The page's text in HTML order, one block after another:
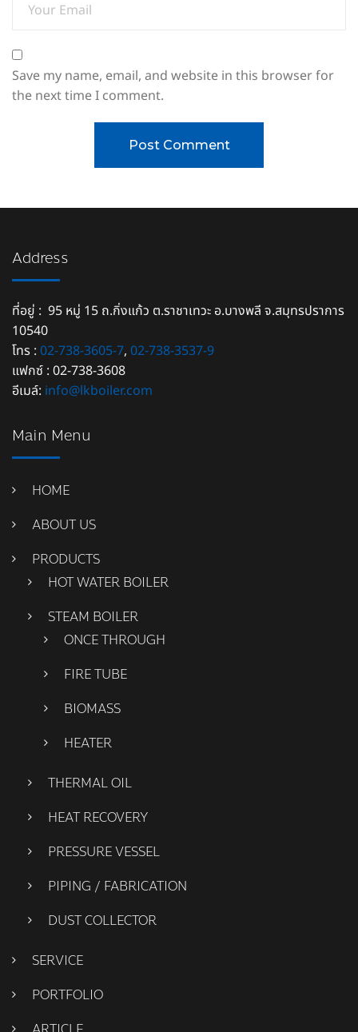
Save my name, email, and website in this browser for
the next time I comment.
Address
ที่อยู่ : 95 หมู่ 15 ถ.กิ่งแก้ว ต.ราชาเทวะ อ.บางพลี จ.สมุทรปราการ
10540
โทร : 02-738-3605-7, 02-738-3537-9
แฟกซ์ : 02-738-3608
อีเมล์: info@lkboiler.com
Main Menu
HOME
ABOUT US
PRODUCTS
HOT WATER BOILER
STEAM BOILER
ONCE THROUGH
FIRE TUBE
BIOMASS
HEATER
THERMAL OIL
HEAT RECOVERY
PRESSURE VESSEL
PIPING / FABRICATION
DUST COLLECTOR
SERVICE
PORTFOLIO